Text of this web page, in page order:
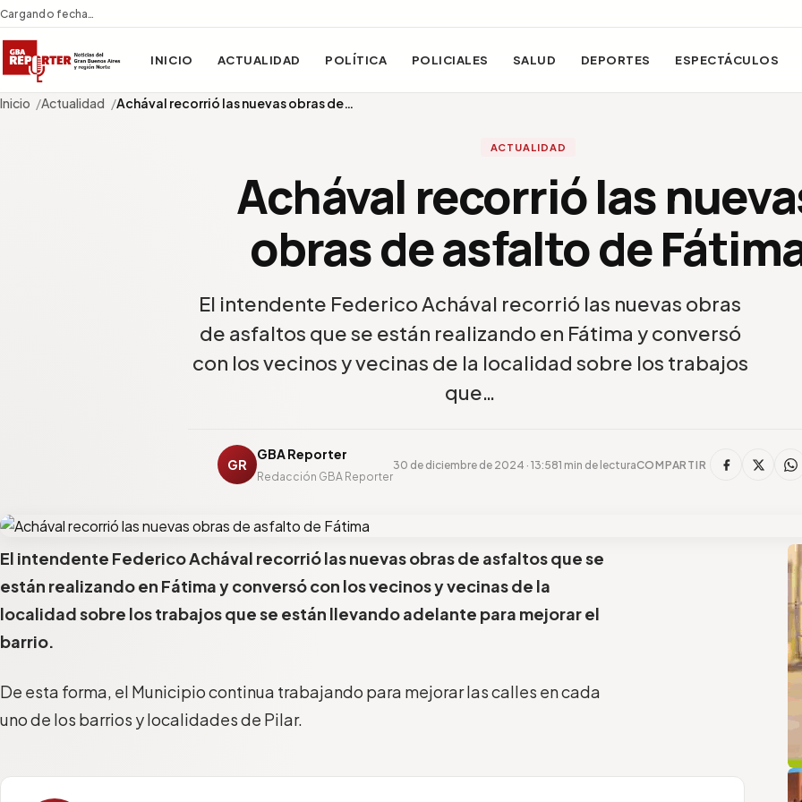
Cargando fecha…
INICIO ACTUALIDAD POLÍTICA POLICIALES SALUD DEPORTES ESPECTÁCULOS
Inicio Actualidad Achával recorrió las nuevas obras de…
ACTUALIDAD
Achával recorrió las
obras de asfalto de
El intendente Federico Achával recorrió las nuevas obras
de asfaltos que se están realizando en Fátima y conversó
con los vecinos y vecinas de la localidad sobre los trabajos
que…
GR
GBA Reporter
Redacción GBA Reporter
30 de diciembre de 2024 · 13:581 min de lecturaCOMPARTIR
El intendente Federico Achával recorrió las nuevas obras de asfaltos que se
están realizando en Fátima y conversó con los vecinos y vecinas de la
localidad sobre los trabajos que se están llevando adelante para mejorar el
barrio.
De esta forma, el Municipio continua trabajando para mejorar las calles en cada
uno de los barrios y localidades de Pilar.